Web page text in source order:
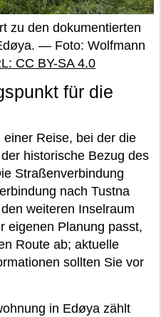
zu den dokumentierten
— Foto: Wolfmann
CC BY-SA 4.0
für die
Reise, bei der die
historische Bezug des
Straßenverbindung
nach Tustna
weiteren Inselraum
eigenen Planung passt,
Route ab; aktuelle
sollten Sie vor
in Edøya zählt